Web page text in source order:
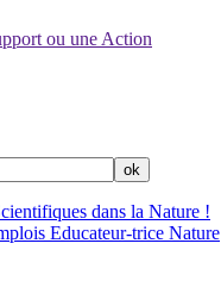
ou une Action
dans la Nature !
Educateur-trice Nature